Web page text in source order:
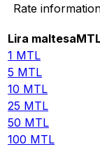
Rate
Lira maltesa
1 MTL
5 MTL
10 MTL
25 MTL
50 MTL
100 MTL